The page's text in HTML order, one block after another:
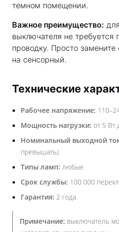
темном помещении.
Важное преимущество:
выключателя не требуется
проводку. Просто
на сенсорный.
Технические
Рабочее напряжение:
Мощность нагрузки: от 5 Вт
Номинальный выходной
превышать)
Типы ламп: любые
Срок службы: 100 000
Гарантия: 2 года
Примечание: выключатель